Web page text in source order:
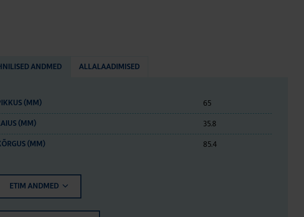
ANDMED ALLALAADIMISED
(MM) 65
(MM) 35.8
(MM) 85.4
ETIM ANDMED